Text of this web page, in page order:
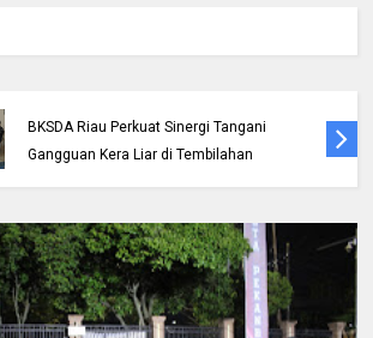
BKSDA Riau Perkuat Sinergi Tangani
Gangguan Kera Liar di Tembilahan